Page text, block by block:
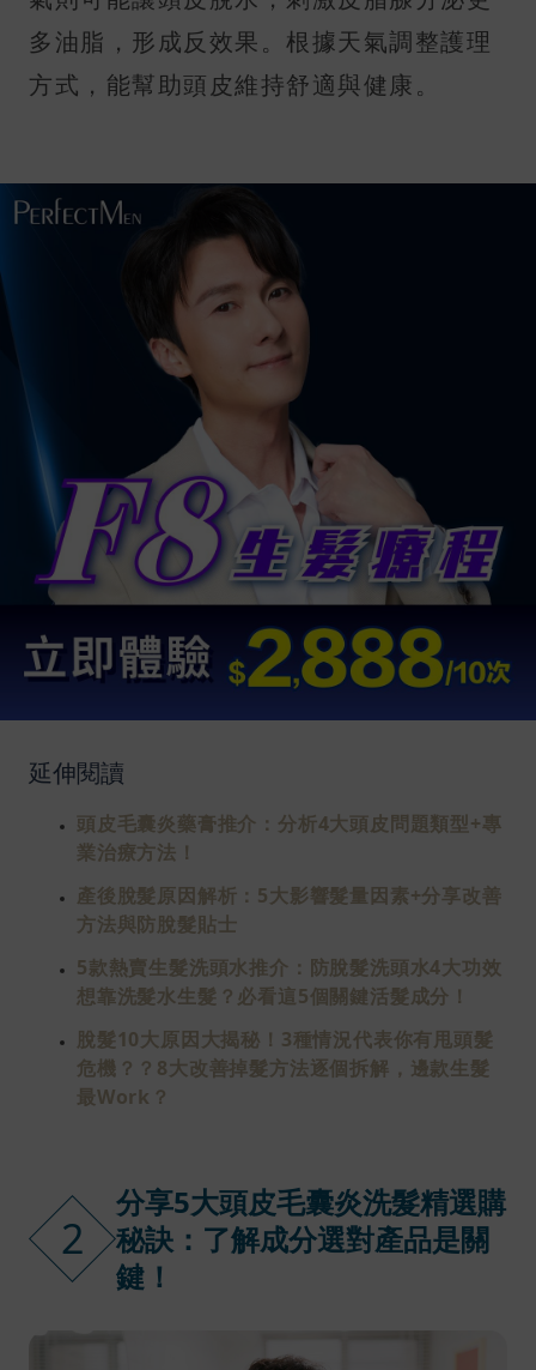
多油脂，形成反效果。根據天氣調整護理
方式，能幫助頭皮維持舒適與健康。
延伸閱讀
頭皮毛囊炎藥膏推介：分析4大頭皮問題類型+專
業治療方法！
產後脫髮原因解析：5大影響髮量因素+分享改善
方法與防脫髮貼士
5款熱賣生髮洗頭水推介：防脫髮洗頭水4大功效
想靠洗髮水生髮？必看這5個關鍵活髮成分！
脫髮10大原因大揭秘！3種情況代表你有甩頭髮
危機？？8大改善掉髮方法逐個拆解，邊款生髮
最Work？
2
分享5大頭皮毛囊炎洗髮精選購
秘訣：了解成分選對產品是關
鍵！